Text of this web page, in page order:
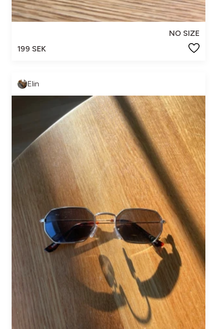
NO SIZE
199 SEK
Elin